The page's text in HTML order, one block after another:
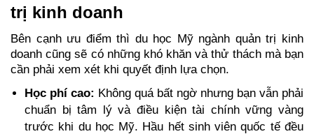
trị kinh doanh
Bên cạnh ưu điểm thì du học Mỹ ngành quản trị kinh
doanh cũng sẽ có những khó khăn và thử thách mà bạn
cần phải xem xét khi quyết định lựa chọn.
Học phí cao: Không quá bất ngờ nhưng bạn vẫn phải
chuẩn bị tâm lý và điều kiện tài chính vững vàng
trước khi du học Mỹ. Hầu hết sinh viên quốc tế đều